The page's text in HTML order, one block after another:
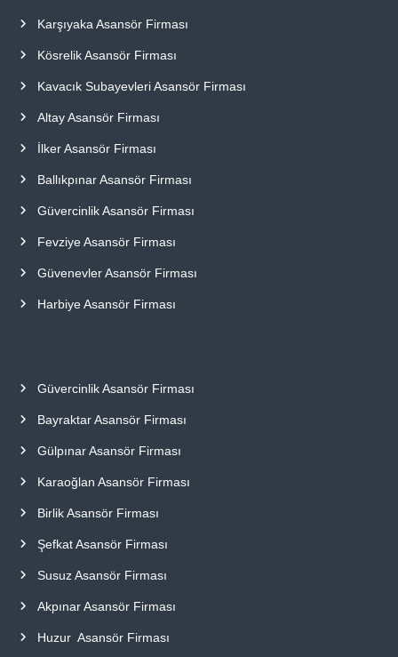
Karşıyaka Asansör Firması
Kösrelik Asansör Firması
Kavacık Subayevleri Asansör Firması
Altay Asansör Firması
İlker Asansör Firması
Ballıkpınar Asansör Firması
Güvercinlik Asansör Firması
Fevziye Asansör Firması
Güvenevler Asansör Firması
Harbiye Asansör Firması
Güvercinlik Asansör Firması
Bayraktar Asansör Firması
Gülpınar Asansör Firması
Karaoğlan Asansör Firması
Birlik Asansör Firması
Şefkat Asansör Firması
Susuz Asansör Firması
Akpınar Asansör Firması
Huzur Asansör Firması